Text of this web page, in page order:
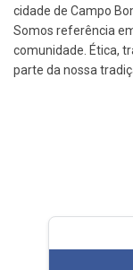
cidade de Campo
Somos referência
comunidade. Ética,
parte da nossa